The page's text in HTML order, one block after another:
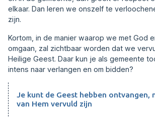
elkaar. Dan leren we onszelf te
zijn.
Kortom, in de manier waarop we met God
omgaan, zal zichtbaar worden dat we
Heilige Geest. Daar kun je als gemeen‍te
intens naar verlangen en om bidden?
Je kunt de Geest hebben ontvangen,
van Hem vervuld zijn